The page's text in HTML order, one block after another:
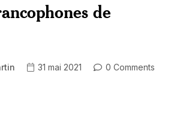
de
31 mai 2021
0 Comments